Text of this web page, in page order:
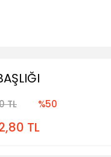
TL %50
TL